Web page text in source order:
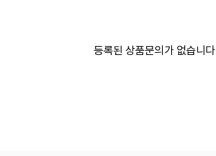
등록된 상품문의가 없습니다